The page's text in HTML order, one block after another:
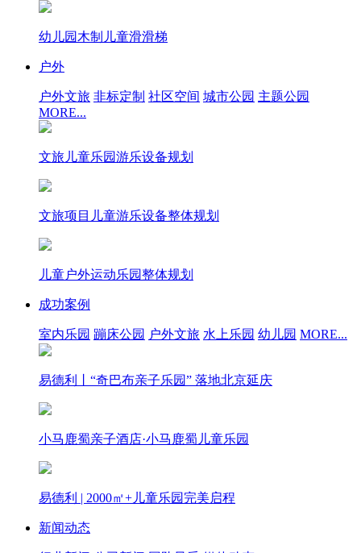
幼儿园木制儿童滑滑梯
户外
户外文旅 非标定制 社区空间 城市公园 主题公园
MORE...
文旅儿童乐园游乐设备规划
文旅项目儿童游乐设备整体规划
儿童户外运动乐园整体规划
成功案例
室内乐园 蹦床公园 户外文旅 水上乐园 幼儿园 MORE...
易德利丨“奇巴布亲子乐园” 落地北京延庆
小马鹿蜀亲子酒店·小马鹿蜀儿童乐园
易德利 | 2000㎡+儿童乐园完美启程
新闻动态